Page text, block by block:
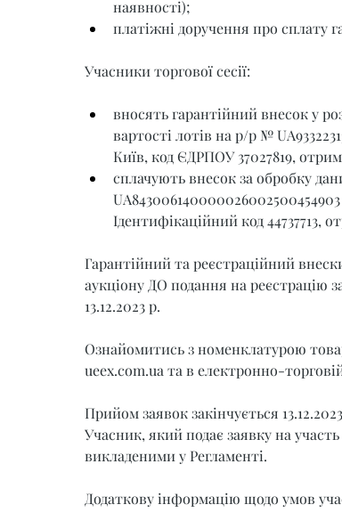
наявності);
платіжні доручення про сплату
Учасники торгової сесії:
вносять гарантійний внесок у
вартості лотів на р/р №
Київ, код ЄДРПОУ 37027819,
сплачують внесок за обробку
Ідентифікаційний код 44737713,
Гарантійний та реєстраційний
аукціону ДО подання на реєстрацію
13.12.2023 р.
Ознайомитись з номенклатурою
ueex.com.ua та в електронно-
Прийом заявок закінчується
Учасник, який подає заявку на
викладеними у Регламенті.
Додаткову інформацію щодо умов